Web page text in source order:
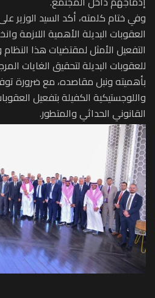
وفي ختام كلمته، أكد السيد الوزير
العقوبات البديلة الأهمية اللازمة
التفعيل الأمثل لمقتضيات هذا
للعقوبات البديلة لتحقيق الغايات
بأهميته ونبل مقاصده، مع ضرورة
واللوجستيكية الكفيلة بتفعيل
القانوني الحداثي والمتطور.